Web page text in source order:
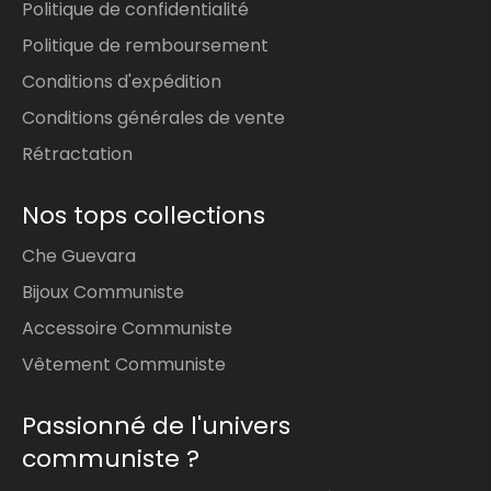
Circonférence 72-73 mm
Taille 14 :Diamètre 24 mm |
Circonférence 74-75 mm
COMMENT MESURER :
Mesurer le diamètre :
Prenez une bague qui vous va bien et
d’une règle ou d’un pied à coulisse.
Mesurer la circonférence :
Enroulez un fil ou une bande de papier
autour de la base de votre doigt.
Faites une marque à l’endroit où le
Mesurez cette longueur avec une
règle pour obtenir la circonférence.
Si vous hésitez entre deux tailles,
Politique de confidentialité
Politique de remboursement
Conditions d'expédition
Conditions générales de vente
Rétractation
Nos tops collections
Che Guevara
Bijoux Communiste
Accessoire Communiste
Vêtement Communiste
Passionné de l'univers
communiste ?